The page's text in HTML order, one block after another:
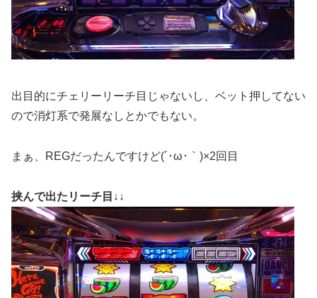
出目的にチェリーリーチ目じゃないし、ベット押してない
ので消灯系で発展なしとかでもない。
まぁ、REGだったんですけど(´･ω･｀)×2回目
挟んで出たリーチ目↓↓